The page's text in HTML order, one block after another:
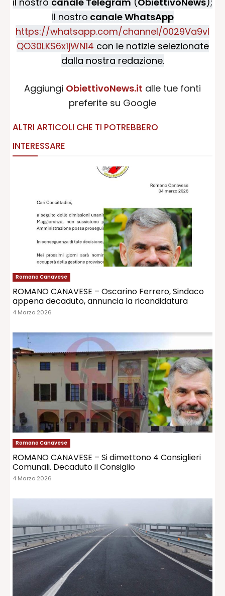
il nostro canale WhatsApp
https://whatsapp.com/channel/0029Va9vI
QO30LKS6x1jWN14 con le notizie selezionate
dalla nostra redazione.
Aggiungi ObiettivoNews.it alle tue fonti
preferite su Google
ALTRI ARTICOLI CHE TI POTREBBERO
INTERESSARE
Romano Canavese
ROMANO CANAVESE – Oscarino Ferrero, Sindaco
appena decaduto, annuncia la ricandidatura
4 Marzo 2026
Romano Canavese
ROMANO CANAVESE – Si dimettono 4 Consiglieri
Comunali. Decaduto il Consiglio
4 Marzo 2026